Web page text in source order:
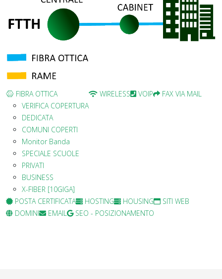
FIBRA OTTICA
VERIFICA COPERTURA
DEDICATA
COMUNI COPERTI
Monitor Banda
SPECIALE SCUOLE
PRIVATI
BUSINESS
X-FIBER [10GIGA]
WIRELESS VOIP FAX VIA MAIL
POSTA CERTIFICATA HOSTING HOUSING
SITI WEB
DOMINI
EMAIL SEO - POSIZIONAMENTO